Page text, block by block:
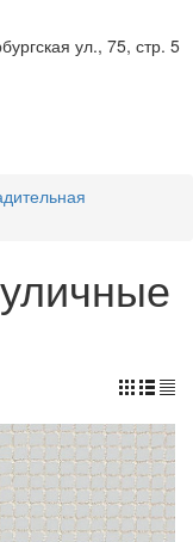
ул., 75, стр. 5